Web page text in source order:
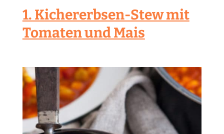
1. Kichererbsen-Stew mit
Tomaten und Mais